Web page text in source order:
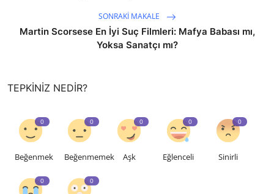
SONRAKI MAKALE
Martin Scorsese En İyi Suç Filmleri: Mafya Babası mı,
Yoksa Sanatçı mı?
TEPKINIZ NEDIR?
0
Beğenmek
0
Beğenmemek
0
Aşk
0
Eğlenceli
0
Sinirli
0 0